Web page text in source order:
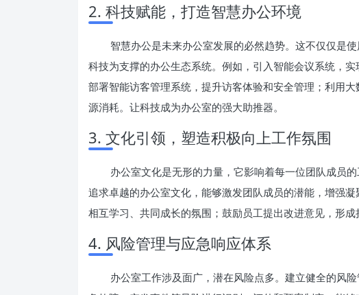
2. 科技赋能，打造智慧办公环境
智慧办公是未来办公室发展的必然趋势。这不仅仅是
科技为支撑的办公生态系统。例如，引入智能会议系统，
部署智能访客管理系统，提升访客体验和安全管理；利用
源消耗。让科技成为办公室的强大助推器。
3. 文化引领，塑造积极向上工作氛围
办公室文化是无形的力量，它影响着每一位团队成员
追求卓越的办公室文化，能够激发团队成员的潜能，增强
相互学习、共同成长的氛围；鼓励员工提出改进意见，形成
4. 风险管理与应急响应体系
办公室工作涉及面广，潜在风险点多。建立健全的风